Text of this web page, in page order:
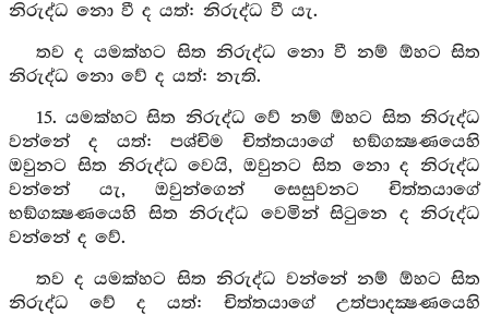
නිරුද්ධ නො වී ද යත්: නිරුද්ධ වී යැ.
තව ද යමක්හට සිත නිරුද්ධ නො වී නම් ඕහට සිත
නිරුද්ධ නො වේ ද යත්: නැති.
15. යමක්හට සිත නිරුද්ධ වේ නම් ඕහට සිත නිරුද්ධ
වන්නේ ද යත්: පශ්චිම චිත්තයාගේ භඞ්ගක්‍ෂණයෙහි
ඔවුනට සිත නිරුද්ධ වෙයි, ඔවුනට සිත නො ද නිරුද්ධ
වන්නේ යැ, ඔවුන්ගෙන් සෙසුවනට චිත්තයාගේ
භඞ්ගක්‍ෂණයෙහි සිත නිරුද්ධ වෙමින් සිටුනෙ ද නිරුද්ධ
වන්නේ ද වේ.
තව ද යමක්හට සිත නිරුද්ධ වන්නේ නම් ඕහට සිත
නිරුද්ධ වේ ද යත්: චිත්තයාගේ උත්පාදක්‍ෂණයෙහි